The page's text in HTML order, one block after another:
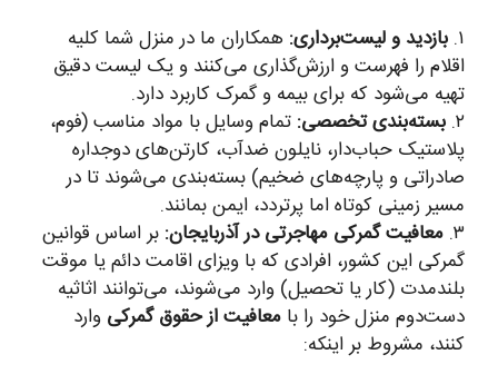
بازدید و لیست‌برداری:همکاران ما در منزل شما کلیه
اقلام را فهرست و ارزش‌گذاری می‌کنند و یک لیست دقیق
تهیه می‌شود که برای بیمه و گمرک کاربرد دارد.
بسته‌بندی تخصصی:تمام وسایل با مواد مناسب (فوم،
پلاستیک حباب‌دار، نایلون ضدآب، کارتن‌های دوجداره
صادراتی و پارچه‌های ضخیم) بسته‌بندی می‌شوند تا در
مسیر زمینی کوتاه اما پرتردد، ایمن بمانند.
معافیت گمرکی مهاجرتی در آذربایجان:بر اساس قوانین
گمرکی این کشور، افرادی که با ویزای اقامت دائم یا موقت
بلندمدت (کار یا تحصیل) وارد می‌شوند، می‌توانند اثاثیه
دست‌دوم منزل خود را بامعافیت از حقوق گمرکیوارد
کنند، مشروط بر اینکه: